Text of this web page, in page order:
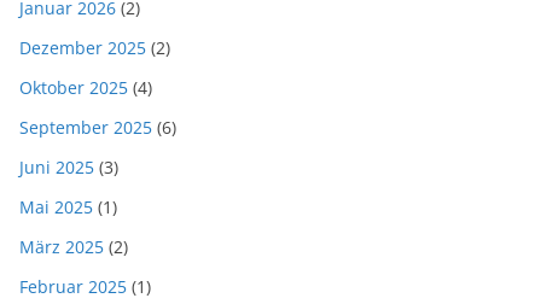
Januar 2026 (2)
Dezember 2025 (2)
Oktober 2025 (4)
September 2025 (6)
Juni 2025 (3)
Mai 2025 (1)
März 2025 (2)
Februar 2025 (1)